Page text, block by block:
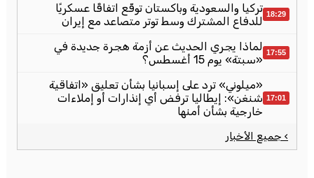
18:29 تركيا والسعودية وباكستان توقّع اتفاقًا عسكريًا
للدفاع المشترك وسط توتر متصاعد مع إيران
17:55 لماذا يجري الحديث عن أزمة هجرة جديدة في
«سبتة» يوم 15 أغسطس؟
17:01
«ميلوني» ترد على إسبانيا بشأن تعليق «اتفاقية
شنغن»: إيطاليا ترفض أي إنذارات أو إملاءات
خارجية بشأن أمنها
› جميع الأخبار